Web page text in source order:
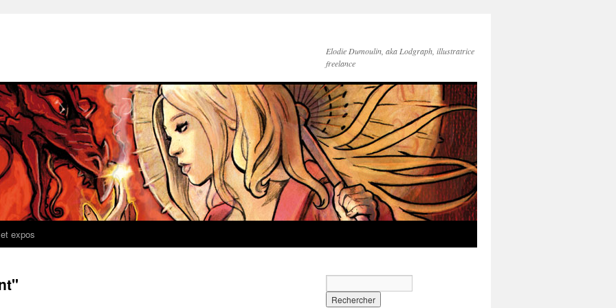
Elodie Dumoulin, aka Lodgraph, illustratrice
freelance
expos